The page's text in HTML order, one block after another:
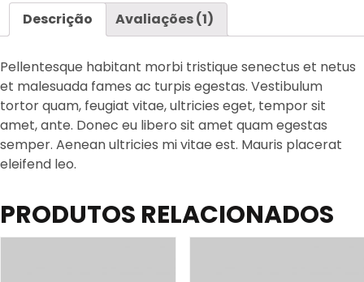
Descrição Avaliações (1)
Pellentesque habitant morbi tristique senectus et netus
et malesuada fames ac turpis egestas. Vestibulum
tortor quam, feugiat vitae, ultricies eget, tempor sit
amet, ante. Donec eu libero sit amet quam egestas
semper. Aenean ultricies mi vitae est. Mauris placerat
eleifend leo.
PRODUTOS RELACIONADOS